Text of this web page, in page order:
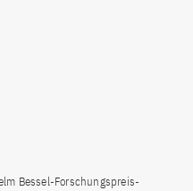
Bessel-Forschungspreis-